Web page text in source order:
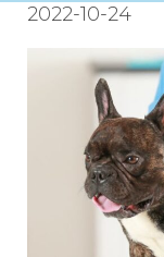
2022-10-24